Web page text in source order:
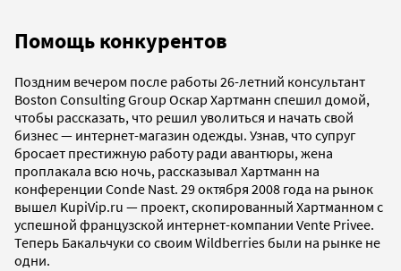
Помощь конкурентов
Поздним вечером после работы 26-летний консультант
Boston Consulting Group Оскар Хартманн спешил домой,
чтобы рассказать, что решил уволиться и начать свой
бизнес — интернет-магазин одежды. Узнав, что супруг
бросает престижную работу ради авантюры, жена
проплакала всю ночь, рассказывал Хартманн на
конференции Conde Nast. 29 октября 2008 года на рынок
вышел KupiVip.ru — проект, скопированный Хартманном с
успешной французской интернет-компании Vente Privee.
Теперь Бакальчуки со своим Wildberries были на рынке не
одни.